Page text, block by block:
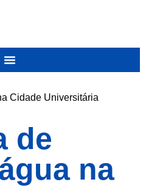
Cidade Universitária
de
na